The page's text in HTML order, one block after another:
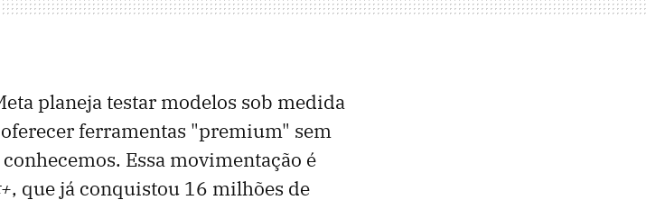
planeja testar modelos sob medida
ferramentas "premium" sem
Essa movimentação é
, que já conquistou 16 milhões de